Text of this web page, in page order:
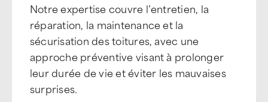
Notre expertise couvre l’entretien, la
réparation, la maintenance et la
sécurisation des toitures, avec une
approche préventive visant à prolonger
leur durée de vie et éviter les mauvaises
surprises.